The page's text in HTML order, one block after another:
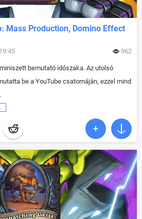
Mass Production, Domino Effect
962
bemutató időszaka. Az utolsó
be a YouTube csatornáján, ezzel mind